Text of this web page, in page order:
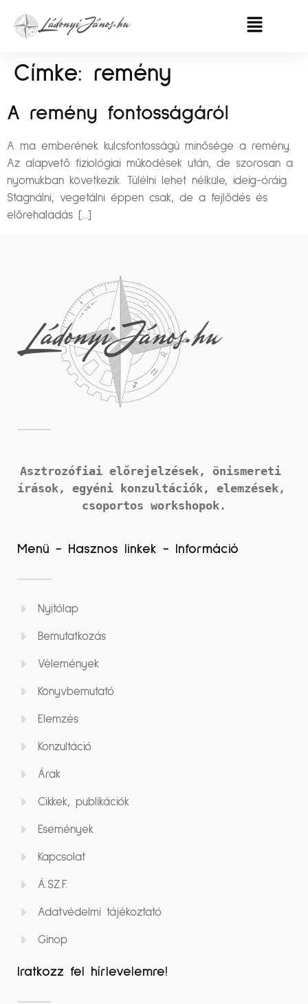
Címke: remény
A remény fontosságáról
A ma emberének kulcsfontosságú minősége a remény.
Az alapvető fiziológiai működések után, de szorosan a
nyomukban következik. Túlélni lehet nélküle, ideig-óráig.
Stagnálni, vegetálni éppen csak, de a fejlődés és
előrehaladás […]
Asztrozófiai előrejelzések, önismereti
írások,
csoportos workshopok.
Menü - Hasznos linkek - Információ
Nyitólap
Bemutatkozás
Vélemények
Könyvbemutató
Elemzés
Konzultáció
Árak
Cikkek, publikációk
Események
Kapcsolat
Á.SZ.F.
Adatvédelmi tájékoztató
Ginop
Iratkozz fel hírlevelemre!